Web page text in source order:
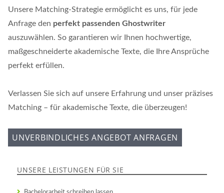
Unsere Matching-Strategie ermöglicht es uns, für jede
Anfrage den perfekt passenden Ghostwriter
auszuwählen. So garantieren wir Ihnen hochwertige,
maßgeschneiderte akademische Texte, die Ihre Ansprüche
perfekt erfüllen.
Verlassen Sie sich auf unsere Erfahrung und unser präzises
Matching – für akademische Texte, die überzeugen!
UNVERBINDLICHES ANGEBOT ANFRAGEN
UNSERE LEISTUNGEN FÜR SIE